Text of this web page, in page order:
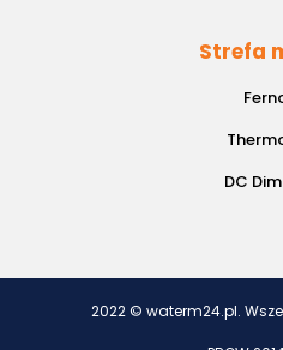
Strefa
DC
2022 © waterm24.pl.